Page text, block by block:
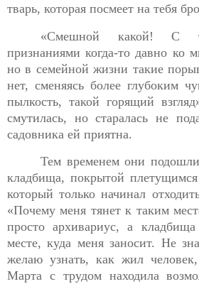
тварь, которая посмеет на тебя
«Смешной какой! С
признаниями когда-то давно ко
но в семейной жизни такие
нет, сменяясь более глубоким
пылкость, такой горящий
смутилась, но старалась не
садовника ей приятна.
Тем временем они
кладбища, покрытой
который только начинал
«Почему меня тянет к таким
просто архивариус, а
месте, куда меня заносит. Не
желаю узнать, как жил
Марта с трудом находила